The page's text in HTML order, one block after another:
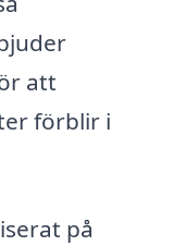
att
förblir i
på